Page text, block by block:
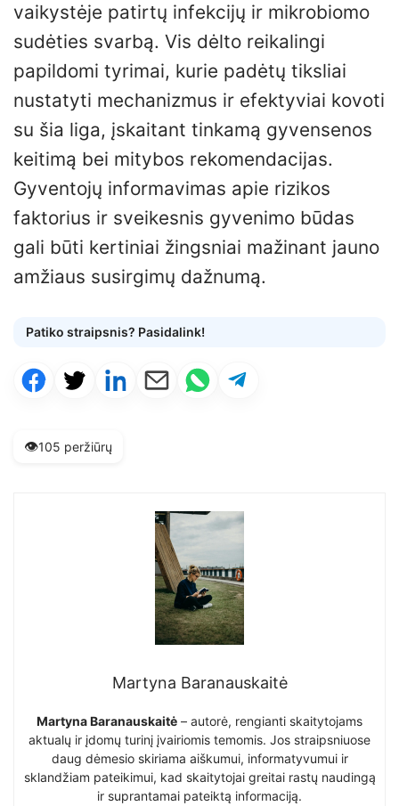
vaikystėje patirtų infekcijų ir mikrobiomo
sudėties svarbą. Vis dėlto reikalingi
papildomi tyrimai, kurie padėtų tiksliai
nustatyti mechanizmus ir efektyviai kovoti
su šia liga, įskaitant tinkamą gyvensenos
keitimą bei mitybos rekomendacijas.
Gyventojų informavimas apie rizikos
faktorius ir sveikesnis gyvenimo būdas
gali būti kertiniai žingsniai mažinant jauno
amžiaus susirgimų dažnumą.
Patiko straipsnis? Pasidalink!
👁️105 peržiūrų
Martyna Baranauskaitė
Martyna Baranauskaitė – autorė, rengianti skaitytojams
aktualų ir įdomų turinį įvairiomis temomis. Jos straipsniuose
daug dėmesio skiriama aiškumui, informatyvumui ir
sklandžiam pateikimui, kad skaitytojai greitai rastų naudingą
ir suprantamai pateiktą informaciją.